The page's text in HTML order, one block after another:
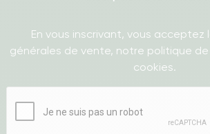
En vous inscrivant, vous acceptez
générales de vente, notre politique
cookies.